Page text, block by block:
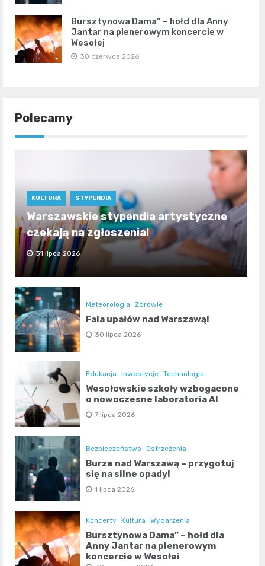
Bursztynowa Dama” – hołd dla Anny
Jantar na plenerowym koncercie w
Wesołej
30 czerwca 2026
Polecamy
KULTURA STYPENDIA
Warszawskie stypendia artystyczne
czekają na zgłoszenia!
31 lipca 2026
Meteorologia Zdrowie
Fala upałów nad Warszawą!
30 lipca 2026
Edukacja Inwestycje Technologie
Wesołowskie szkoły wzbogacone
o nowoczesne laboratoria AI
7 lipca 2026
Bezpieczeństwo Ostrzeżenia
Burze nad Warszawą – przygotuj
się na silne opady!
1 lipca 2026
Koncerty Kultura Wydarzenia
Bursztynowa Dama” – hołd dla
Anny Jantar na plenerowym
koncercie w Wesołej